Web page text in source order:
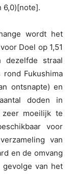
6,0)[note].
wordt het
Doel op 1,51
dezelfde straal
Fukushima
ontsnapte) en
doden in
moeilijk te
voor
van
en de omvang
van het